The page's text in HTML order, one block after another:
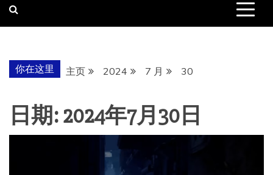
你在这里 主页 2024 7 月 30
日期:2024年7月30日